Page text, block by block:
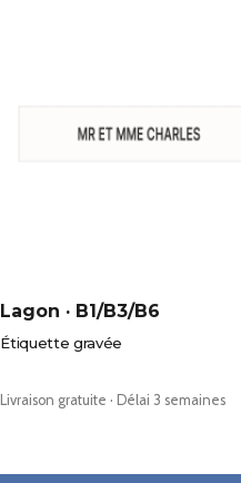
Lagon · B1/B3/B6
Étiquette gravée
Livraison gratuite · Délai 3 semaines